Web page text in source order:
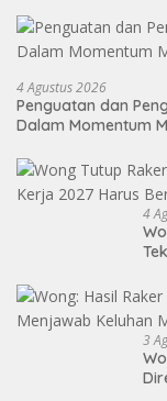
4 Agustus 2026
Penguatan dan
Dalam Momentum
4
3